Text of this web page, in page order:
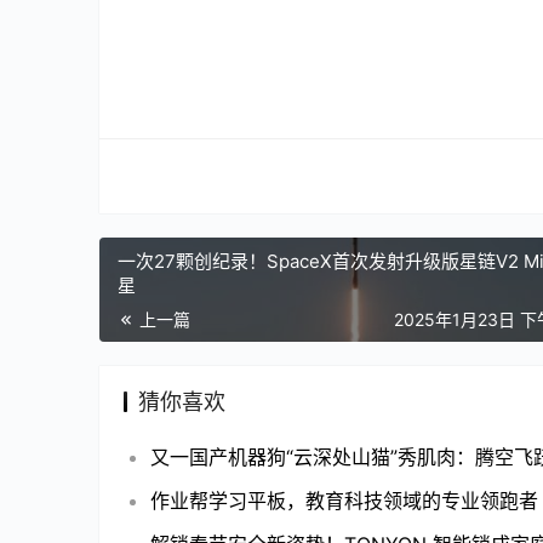
一次27颗创纪录！SpaceX首次发射升级版星链V2
星
上一篇 2025年1月23日
猜你喜欢
作业帮学习平板，教育科技领域的专业领跑者